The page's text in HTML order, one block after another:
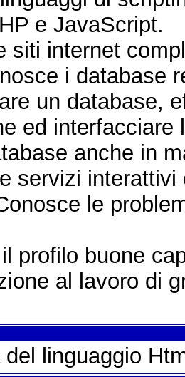
e JavaScript.
siti internet
i database
un database,
ed interfacciare
anche in
servizi interattivi
le
profilo buone
al lavoro di
linguaggio